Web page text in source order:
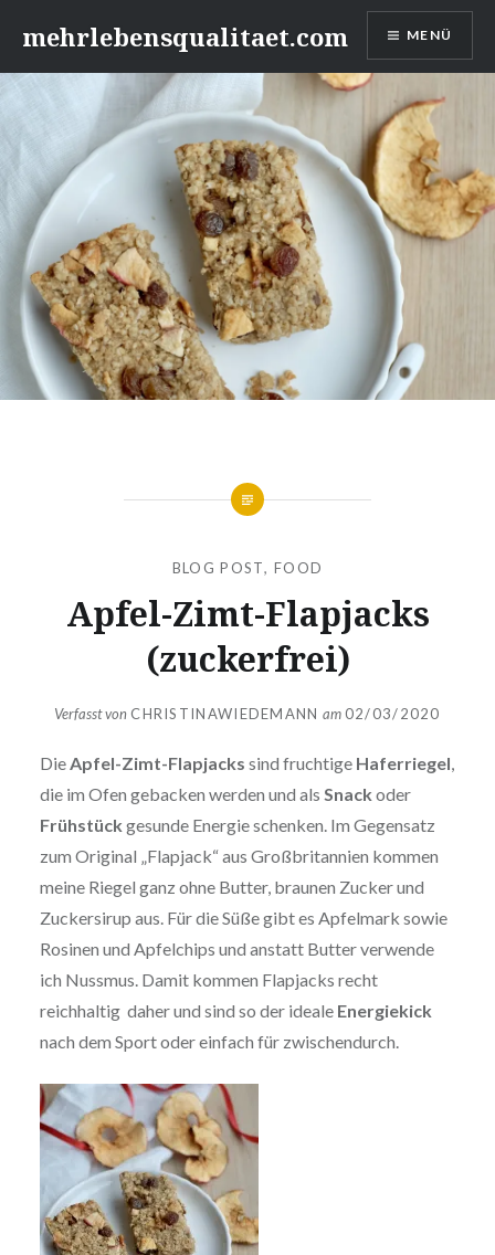
Inhalt
springen
mehrlebensqualitaet.com MENÜ
BLOG POST,FOOD
Apfel-Zimt-Flapjacks
(zuckerfrei)
Verfasst von CHRISTINAWIEDEMANN am 02/03/2020
DieApfel-Zimt-Flapjacks sind fruchtige Haferriegel,
die im Ofen gebacken werden und als Snack oder
Frühstück gesunde Energie schenken. Im Gegensatz
zum Original „Flapjack“ aus Großbritannien kommen
meine Riegel ganz ohne Butter, braunen Zucker und
Zuckersirup aus. Für die Süße gibt es Apfelmark sowie
Rosinen und Apfelchips und anstatt Butter verwende
ich Nussmus. Damit kommen Flapjacks recht
reichhaltig daher und sind so der ideale Energiekick
nach dem Sport oder einfach für zwischendurch.